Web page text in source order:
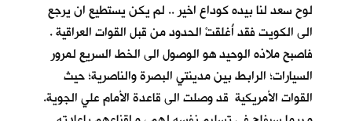
لوح سعد لنا بيده كوداع اخير .. لم يكن يستطيع ان يرجع
الى الكويت فقد أُغلقتْ الحدود من قبل القوات العراقية .
فاصبح ملاذه الوحيد هو الوصول الى الخط السريع لمرور
السيارات؛ الرابط بين مدينتي البصرة والناصرية؛ حيث
القوات الأمريكية قد وصلت الى قاعدة الأمام علي الجوية.